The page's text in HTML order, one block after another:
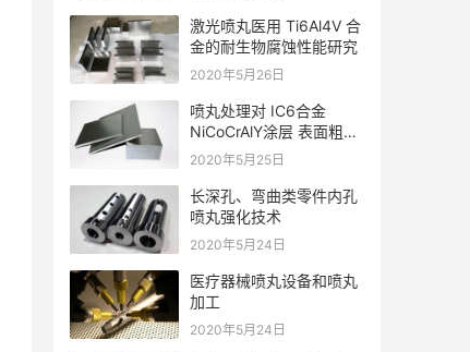
激光喷丸医用 Ti6Al4V 合
金的耐生物腐蚀性能研究
2020年5月26日
喷丸处理对 IC6合金
NiCoCrAlY涂层 表面粗糙
度的影响
2020年5月25日
长深孔、弯曲类零件内孔
喷丸强化技术
2020年5月24日
医疗器械喷丸设备和喷丸
加工
2020年5月24日